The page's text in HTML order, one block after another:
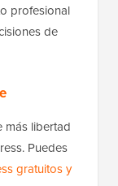
profesional
de
más libertad
Puedes
gratuitos y